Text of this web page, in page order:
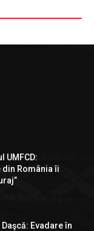
UMFCD:
România îi
Evadare în